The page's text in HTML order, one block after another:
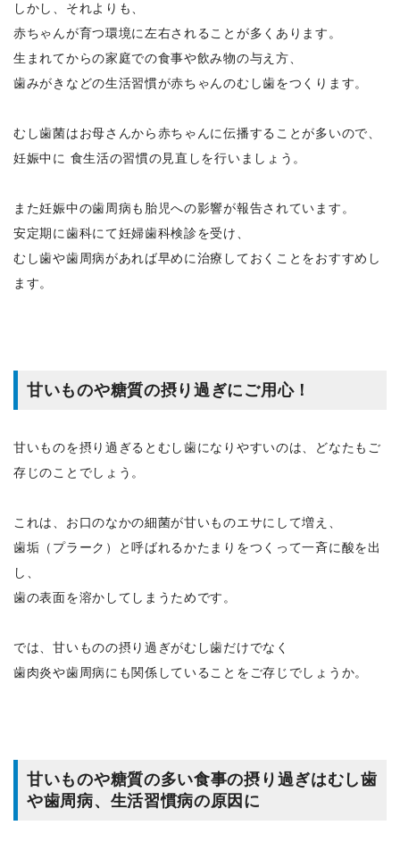
しかし、それよりも、
赤ちゃんが育つ環境に左右されることが多くあります。
生まれてからの家庭での食事や飲み物の与え方、
歯みがきなどの生活習慣が赤ちゃんのむし歯をつくります。
むし歯菌はお母さんから赤ちゃんに伝播することが多いので、
妊娠中に 食生活の習慣の見直しを行いましょう。
また妊娠中の歯周病も胎児への影響が報告されています。
安定期に歯科にて妊婦歯科検診を受け、
むし歯や歯周病があれば早めに治療しておくことをおすすめし
ます。
甘いものや糖質の摂り過ぎにご用心！
甘いものを摂り過ぎるとむし歯になりやすいのは、どなたもご
存じのことでしょう。
これは、お口のなかの細菌が甘いものエサにして増え、
歯垢（プラーク）と呼ばれるかたまりをつくって一斉に酸を出
し、
歯の表面を溶かしてしまうためです。
では、甘いものの摂り過ぎがむし歯だけでなく
歯肉炎や歯周病にも関係していることをご存じでしょうか。
甘いものや糖質の多い食事の摂り過ぎはむし歯
や歯周病、生活習慣病の原因に